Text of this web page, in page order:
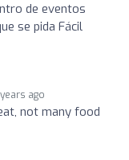
de eventos
se pida Fácil
ago
not many food